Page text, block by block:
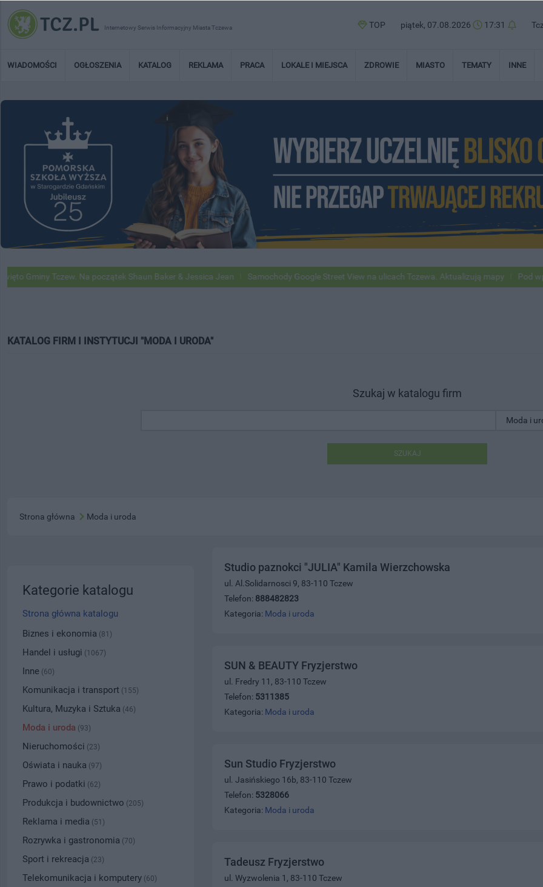
Internetowy Serwis Informacyjny Miasta Tczewa TOP piątek, 07.08.2026 17:31
WIADOMOŚCI OGŁOSZENIA KATALOG REKLAMA PRACA LOKALE I MIEJSCA ZDROWIE MIASTO TEMATY INNE
Tczew. Na początek Shaun Baker & Jessica Jean Samochody Google Street View na ulicach Tczewa. Aktualizują mapy Pod
KATALOG FIRM I INSTYTUCJI "MODA I URODA"
Szukaj w katalogu firm
SZUKAJ
Strona główna Moda i uroda
Studio paznokci "JULIA" Kamila Wierzchowska
ul. Al.Solidarnosci 9, 83-110 Tczew
Telefon: 888482823
Kategoria: Moda i uroda
SUN & BEAUTY Fryzjerstwo
ul. Fredry 11, 83-110 Tczew
Telefon: 5311385
Kategoria: Moda i uroda
Sun Studio Fryzjerstwo
ul. Jasińskiego 16b, 83-110 Tczew
Telefon: 5328066
Kategoria: Moda i uroda
Tadeusz Fryzjerstwo
ul. Wyzwolenia 1, 83-110 Tczew
Kategorie katalogu
Strona główna katalogu
Biznes i ekonomia (81)
Handel i usługi (1067)
Inne (60)
Komunikacja i transport (155)
Kultura, Muzyka i Sztuka (46)
Moda i uroda (93)
Nieruchomości (23)
Oświata i nauka (97)
Prawo i podatki (62)
Produkcja i budownictwo (205)
Reklama i media (51)
Rozrywka i gastronomia (70)
Sport i rekreacja (23)
Telekomunikacja i komputery (60)